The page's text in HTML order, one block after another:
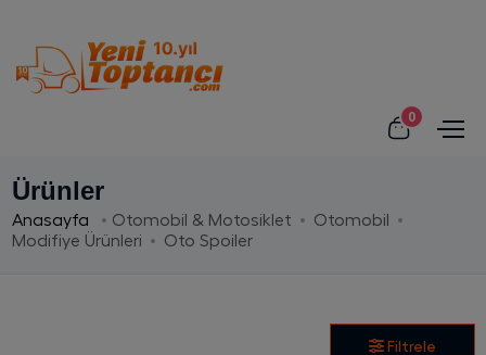
0
Ürünler
Anasayfa Otomobil & Motosiklet
Otomobil
Modifiye Ürünleri
Oto Spoiler
Filtrele